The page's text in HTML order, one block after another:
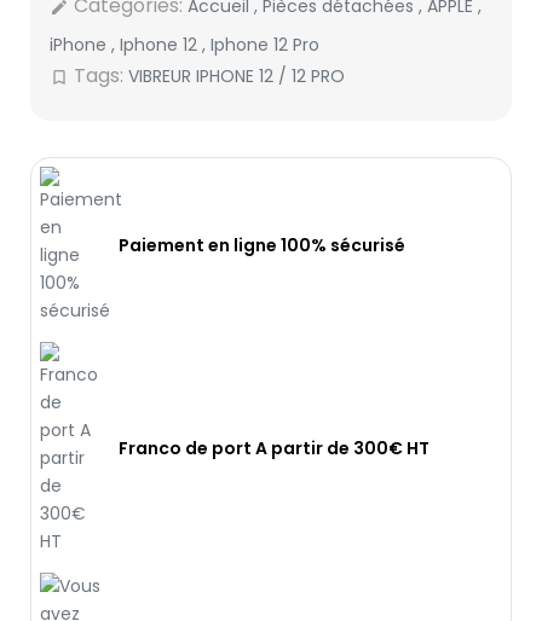
edit Accueil , Pièces détachées , APPLE ,
iPhone , Iphone 12 , Iphone 12 Pro
bookmark_border Tags: VIBREUR IPHONE 12 / 12 PRO
Paiement en ligne 100% sécurisé
Franco de port A partir de 300€ HT